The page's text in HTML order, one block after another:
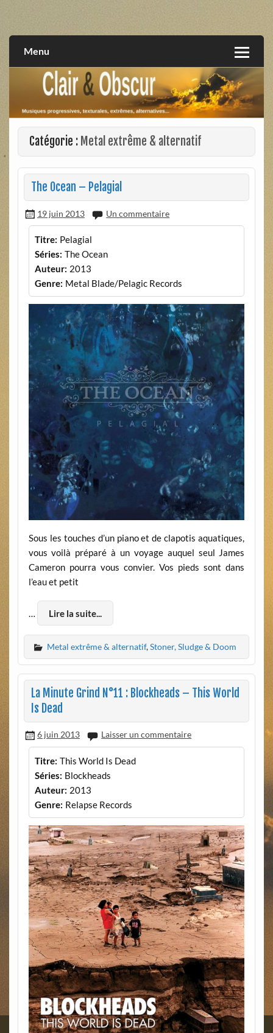
extrêmes, alternatives, texturales
Menu
Catégorie : Metal extrême & alternatif
The Ocean – Pelagial
19 juin 2013 Un commentaire
Titre: Pelagial
Séries: The Ocean
Auteur: 2013
Genre: Metal Blade/Pelagic Records
Sous les touches d’un piano et de clapotis aquatiques,
vous voilà préparé à un voyage auquel seul James
Cameron pourra vous convier. Vos pieds sont dans
l’eau et petit
… Lire la suite...
Metal extrême & alternatif,Stoner, Sludge & Doom
La Minute Grind N°11 : Blockheads – This World
Is Dead
6 juin 2013 Laisser un commentaire
Titre: This World Is Dead
Séries: Blockheads
Auteur: 2013
Genre: Relapse Records